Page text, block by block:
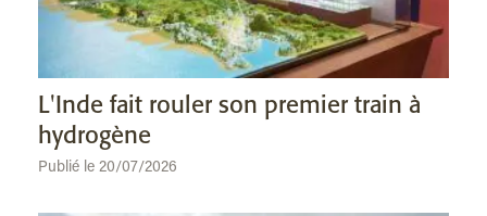
L'Inde fait rouler son premier train à
hydrogène
Publié le 20/07/2026